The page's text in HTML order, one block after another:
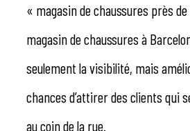
« magasin de chaussures près
magasin de chaussures à
seulement la visibilité, mais
chances d’attirer des clients qui
au coin de la rue.